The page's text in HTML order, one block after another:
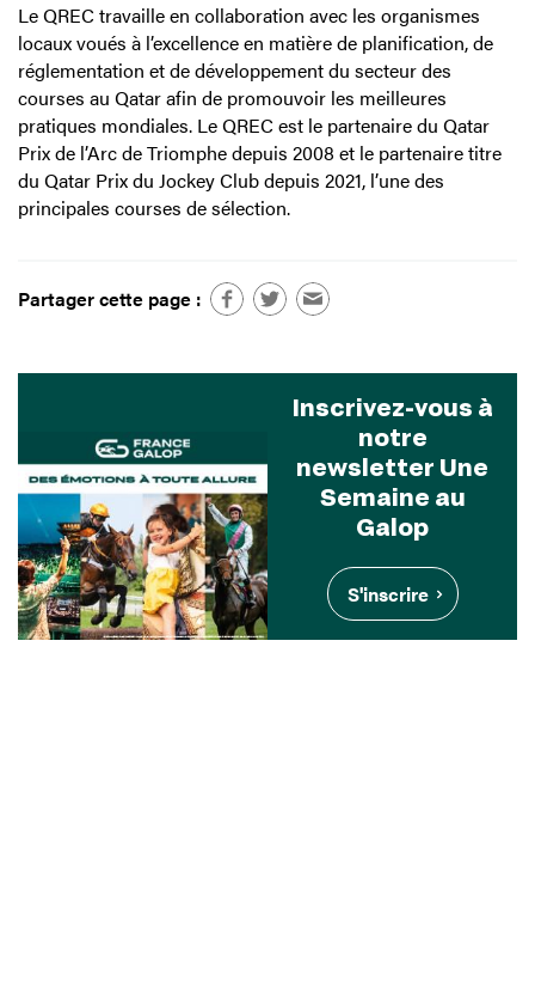
Le QREC travaille en collaboration avec les organismes
locaux voués à l’excellence en matière de planification, de
réglementation et de développement du secteur des
courses au Qatar afin de promouvoir les meilleures
pratiques mondiales. Le QREC est le partenaire du Qatar
Prix de l’Arc de Triomphe depuis 2008 et le partenaire titre
du Qatar Prix du Jockey Club depuis 2021, l’une des
principales courses de sélection.
Partager cette page :
Inscrivez-vous à
notre
newsletter Une
Semaine au
Galop
S'inscrire